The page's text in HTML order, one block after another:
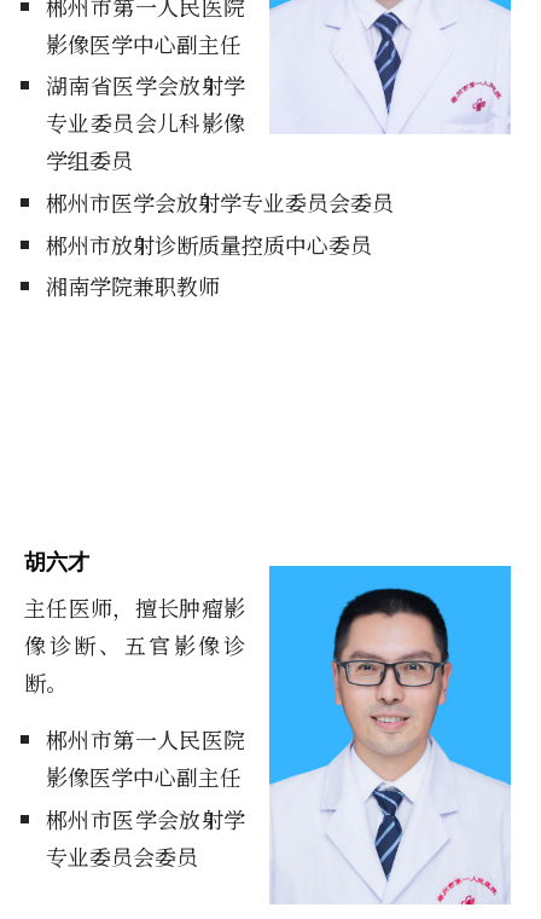
影像医学中心副主任
湖南省医学会放射学
专业委员会儿科影像
学组委员
郴州市医学会放射学专业委员会委员
郴州市放射诊断质量控质中心委员
湘南学院兼职教师
胡六才
主任医师，擅长肿瘤影
像诊断、五官影像诊
断。
郴州市第一人民医院
影像医学中心副主任
郴州市医学会放射学
专业委员会委员